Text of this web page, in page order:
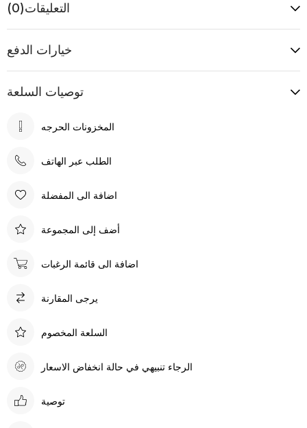
التعليقات(0)
خيارات الدفع
توصيات السلعة
الطلب عبر الهاتف
اضافة الى المفضلة
أضف إلى المجموعة
اضافة الى قائمة الرغبات
يرجى المقارنة
السلعة المخصوم
الرجاء تنبيهي في حالة انخفاض الاسعار
توصية